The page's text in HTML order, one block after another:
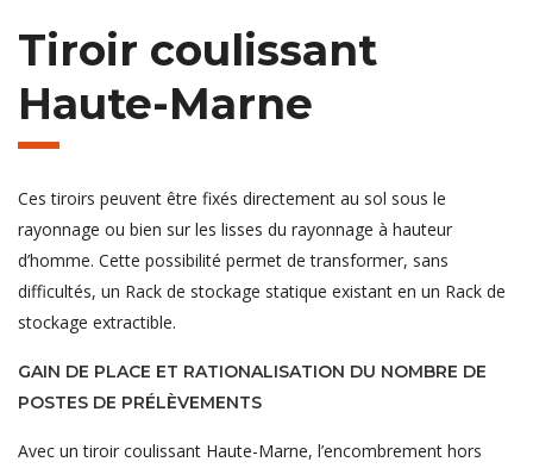
Tiroir coulissant
Haute-Marne
Ces tiroirs peuvent être fixés directement au sol sous le
rayonnage ou bien sur les lisses du rayonnage à hauteur
d’homme. Cette possibilité permet de transformer, sans
difficultés, un Rack de stockage statique existant en un Rack de
stockage extractible.
GAIN DE PLACE ET RATIONALISATION DU NOMBRE DE
POSTES DE PRÉLÈVEMENTS
Avec un tiroir coulissant Haute-Marne, l’encombrement hors